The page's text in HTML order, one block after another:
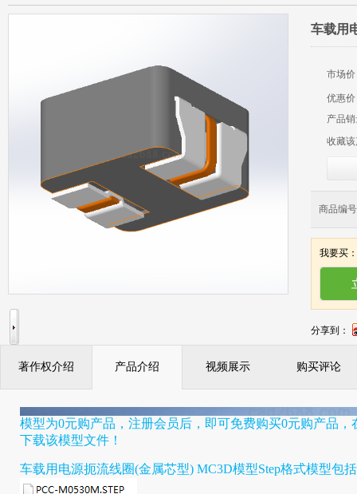
车载用
市场
优惠
产品
收藏
商品编
我要买：
分享到：
著作权介绍 产品介绍 视频展示 购买评论
模型为0元购产品，注册会员后，即可免费购买0元购产品
下载该模型文件！
车载用电源扼流线圈(金属芯型) MC3D模型Step格式模型包